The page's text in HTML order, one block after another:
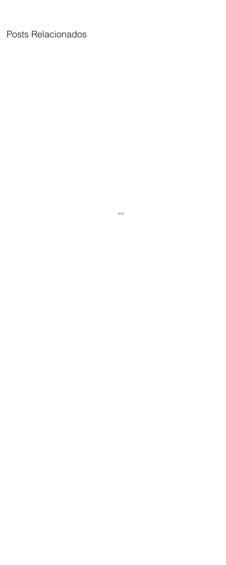
Posts Relacionados